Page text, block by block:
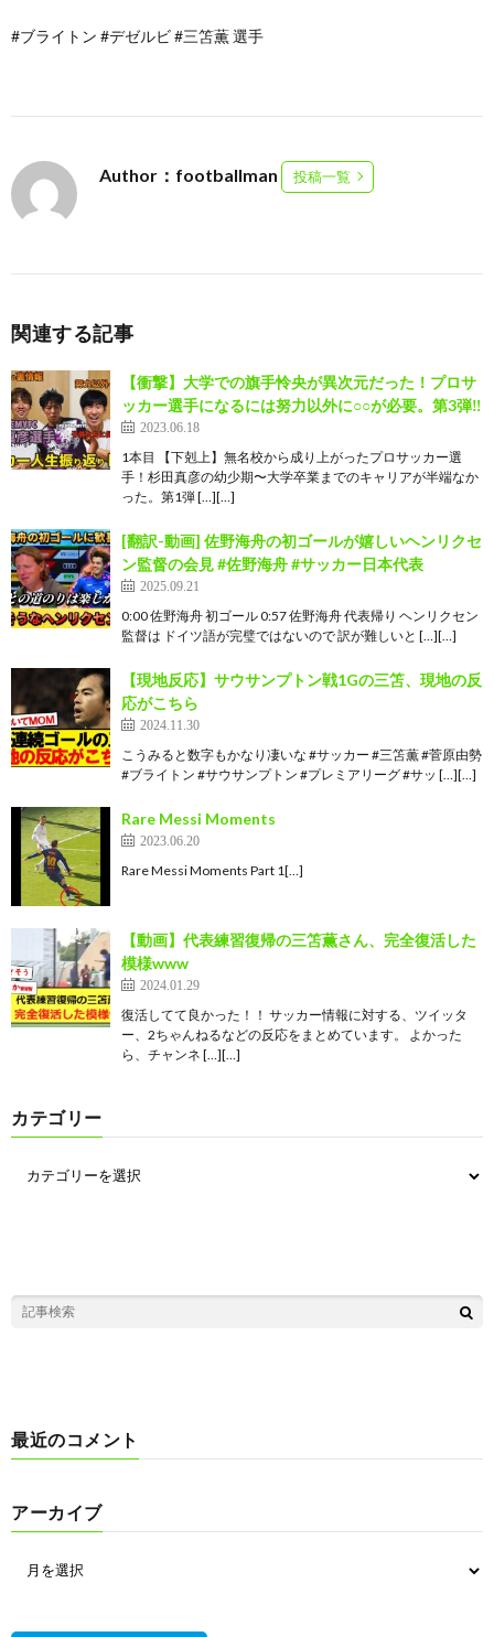
#ブライトン #デゼルビ #三笘薫 選手
Author：footballman 投稿一覧
関連する記事
【衝撃】大学での旗手怜央が異次元だった！プロサ
ッカー選手になるには努力以外に○○が必要。第3弾‼️
2023.06.18
1本目 【下剋上】無名校から成り上がったプロサッカー選
手！杉田真彦の幼少期〜大学卒業までのキャリアが半端なか
った。第1弾 […][…]
[翻訳-動画] 佐野海舟の初ゴールが嬉しいヘンリクセ
ン監督の会見 #佐野海舟 #サッカー日本代表
2025.09.21
0:00 佐野海舟 初ゴール 0:57 佐野海舟 代表帰り ヘンリクセン
監督は ドイツ語が完璧ではないので 訳が難しいと […][…]
【現地反応】サウサンプトン戦1Gの三笘、現地の反
応がこちら
2024.11.30
こうみると数字もかなり凄いな #サッカー #三笘薫 #菅原由勢
#ブライトン #サウサンプトン #プレミアリーグ #サッ […][…]
Rare Messi Moments
2023.06.20
Rare Messi Moments Part 1[…]
【動画】代表練習復帰の三笘薫さん、完全復活した
模様www
2024.01.29
復活してて良かった！！ サッカー情報に対する、ツイッタ
ー、2ちゃんねるなどの反応をまとめています。 よかった
ら、チャンネ […][…]
カテゴリー
最近のコメント
アーカイブ